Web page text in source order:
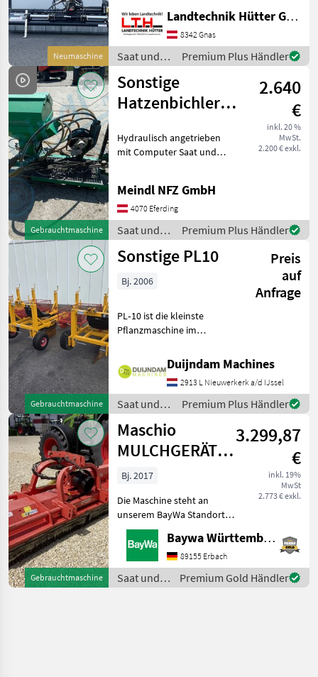
Neumaschine
Getriebe, seitliche Kufen,
Bodenstützwalze,
automatische
Riemenspannung Müthing
Landtechnik Hütter GmbH & Co KG
8342 Gnas
Saat und
Pflege /
Müthing
Premium Plus Händler
Gebrauchtmaschine
Sonstige
Hatzenbichler
2.640
€
inkl. 20 %
MwSt.
2.200 € exkl.
Hydraulisch angetrieben
mit Computer Saat und
Meindl NFZ GmbH
4070 Eferding
Saat und
Pflege /
Sonstige
Premium Plus Händler
Gebrauchtmaschine
Sonstige PL10
Preis
auf
Anfrage
Bj. 2006
PL‑10 ist die kleinste
Pflanzmaschine im
entwickelt zum Pflanzen
von Unterlagen,
Jungpflanzen, Koniferen
und ähnlichen
PflanztypenMit Drei
Duijndam Machines
2913 L Nieuwerkerk a/d IJssel
Saat und
Pflege /
Sonstige
Premium Plus Händler
Gebrauchtmaschine
Maschio
MULCHGERÄT
BISONTE 280
"AB"
3.299,87
€
inkl. 19%
MwSt
2.773 € exkl.
Bj. 2017
Die Maschine steht an
unserem BayWa Standort in
DE-73527 Herlikofen.Gerne
steht Ihnen Herr Rössler
unter Tel.: 0151 1610 3908
für Ihre Anfrage zur
Verfügung!Maschio
Baywa Württemberg
89155 Erbach
Saat und
Pflege /
Premium Gold Händler